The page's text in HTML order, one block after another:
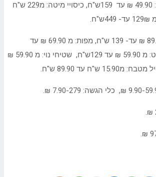
טקסטיל נוי: כריות נוי: 49.90 ₪ עד 159ש"ח, כיסויי מיטה: מ229 ש"ח
שמיכות תינוק: מ- 89.90 ₪ עד- 139 ש"ח, מפות: מ 69.90 ₪ עד
349ש"ח, שטיחי אמבט: מ 59.90 ₪ עד 129ש"ח, שטיחי נוי: מ 59.90 ₪